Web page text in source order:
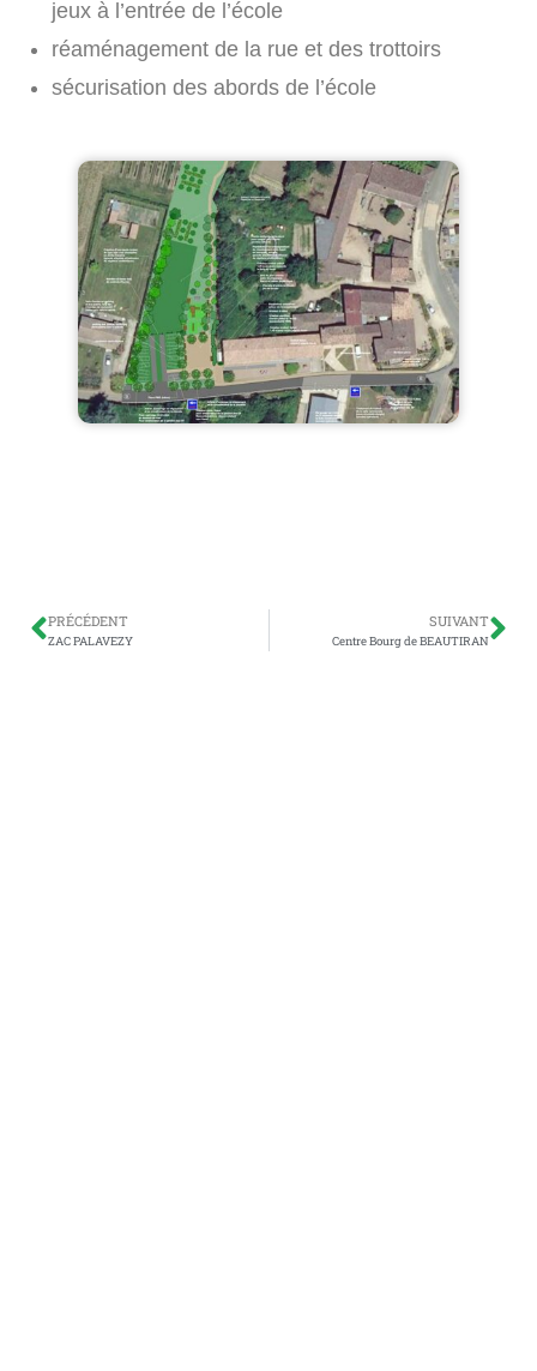
jeux à l’entrée de l’école
réaménagement de la rue et des trottoirs
sécurisation des abords de l’école
PRÉCÉDENT
ZAC PALAVEZY
SUIVANT
Centre Bourg de BEAUTIRAN